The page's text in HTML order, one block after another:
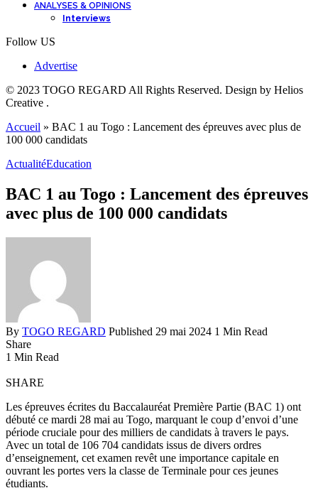
ANALYSES & OPINIONS
Interviews
Follow US
Advertise
© 2023 TOGO REGARD All Rights Reserved. Design by Helios
Creative .
Accueil » BAC 1 au Togo : Lancement des épreuves avec plus de
100 000 candidats
ActualitéEducation
BAC 1 au Togo : Lancement des épreuves
avec plus de 100 000 candidats
By TOGO REGARD Published 29 mai 2024 1 Min Read
Share
1 Min Read
SHARE
Les épreuves écrites du Baccalauréat Première Partie (BAC 1) ont
débuté ce mardi 28 mai au Togo, marquant le coup d’envoi d’une
période cruciale pour des milliers de candidats à travers le pays.
Avec un total de 106 704 candidats issus de divers ordres
d’enseignement, cet examen revêt une importance capitale en
ouvrant les portes vers la classe de Terminale pour ces jeunes
étudiants.